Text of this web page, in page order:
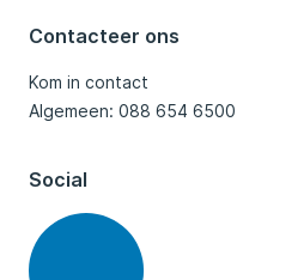
Contacteer ons
Kom in contact
Algemeen: 088 654 6500
Social